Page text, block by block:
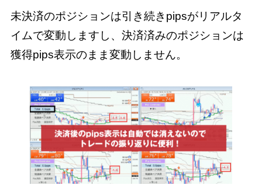
未決済のポジションは引き続きpipsがリアルタ
イムで変動しますし、決済済みのポジションは
獲得pips表示のまま変動しません。